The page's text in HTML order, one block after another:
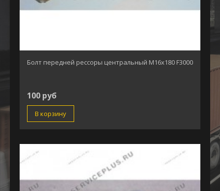
Болт передней рессоры центральный М16х180 F3000
100 руб
В корзину